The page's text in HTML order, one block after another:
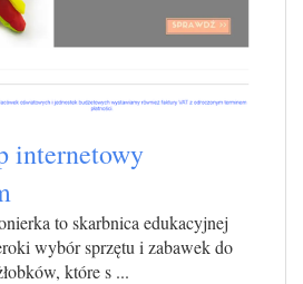
internetowy
to skarbnica edukacyjnej
wybór sprzętu i zabawek do
które s ...